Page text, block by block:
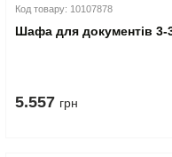
Код товару: 10107878
Шафа для документів 3-
5.557 грн